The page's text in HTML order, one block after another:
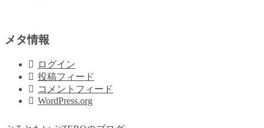
メタ情報
ログイン
投稿フィード
コメントフィード
WordPress.org